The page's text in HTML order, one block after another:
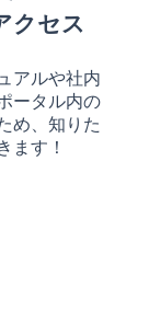
クセス
アルや社内
ータル内の
め、知りた
ます！